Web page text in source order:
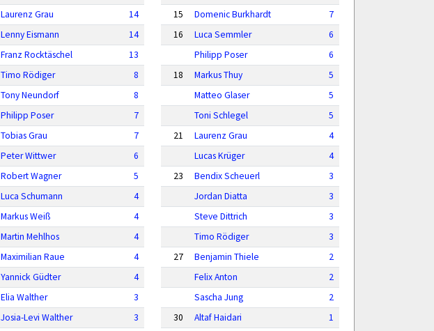
Laurenz Grau
14
Lenny Eismann
14
Franz Rocktäschel
13
Timo Rödiger
8
Tony Neundorf
8
Philipp Poser
7
Tobias Grau
7
Peter Wittwer
6
Robert Wagner
5
Luca Schumann
4
Markus Weiß
4
Martin Mehlhos
4
Maximilian Raue
4
Yannick Güdter
4
Elia Walther
3
Josia-Levi Walther
3
15
Domenic Burkhardt
7
16
Luca Semmler
6
Philipp Poser
6
18
Markus Thuy
5
Matteo Glaser
5
Toni Schlegel
5
21
Laurenz Grau
4
Lucas Krüger
4
23
Bendix Scheuerl
3
Jordan Diatta
3
Steve Dittrich
3
Timo Rödiger
3
27
Benjamin Thiele
2
Felix Anton
2
Sascha Jung
2
30
Altaf Haidari
1